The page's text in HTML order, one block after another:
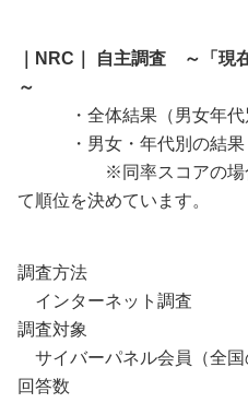
｜NRC｜ 自主調査 ～「現
～
・全体結果（男女年代
・男女・年代別の結果（
※同率スコアの場合、
て順位を決めています。
調査方法
インターネット調査
調査対象
サイバーパネル会員（全国
回答数